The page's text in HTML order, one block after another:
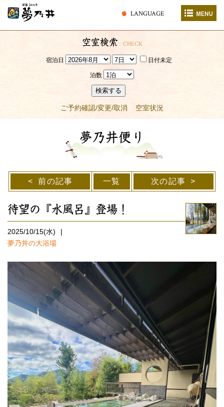
LANGUAGE
空室検索 CHECK
宿泊日 日付未定
泊数
検索する
ご予約確認/変更/取消 空室状況
夢乃井便り
前の記事 一覧 次の記事
待望の『水風呂』登場！
2025/10/15(水)
夢乃井の大浴場